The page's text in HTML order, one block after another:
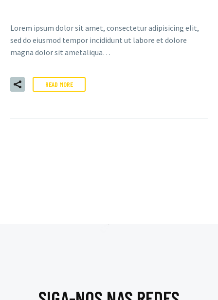
Lorem ipsum dolor sit amet, consectetur adipisicing elit,
sed do eiusmod tempor incididunt ut labore et dolore
magna dolor sit ametaliqua…
READ MORE